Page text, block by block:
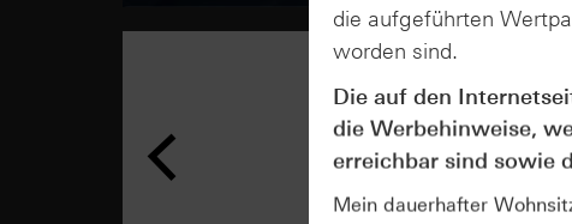
die aufgeführten
worden sind.
Die auf den
die Werbehinweise,
erreichbar sind sowie
Mein dauerhafter